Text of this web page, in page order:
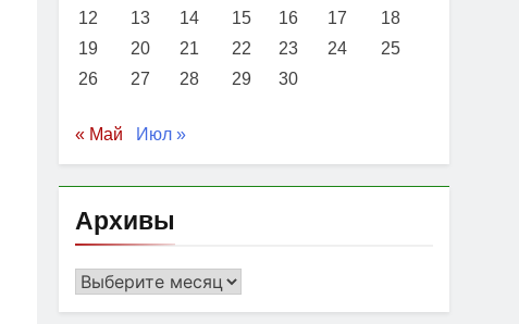
12
13 14 15 16 17
18
19
20 21 22 23 24
25
26
27 28 29 30
« Май Июл »
Архивы
Архивы